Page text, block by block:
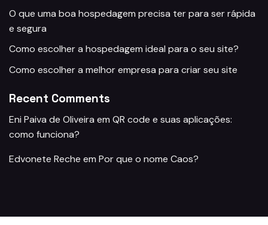
O que uma boa hospedagem precisa ter para ser rápida
e segura
Como escolher a hospedagem ideal para o seu site?
Como escolher a melhor empresa para criar seu site
Recent Comments
Eni Paiva de Oliveira em QR code e suas aplicações:
como funciona?
Edvonete Reche em Por que o nome Caos?